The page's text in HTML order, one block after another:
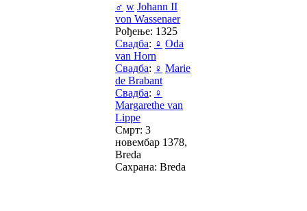
♂ w Johann II
von Wassenaer
Рођење: 1325
Свадба: ♀ Oda
van Horn
Свадба: ♀ Marie
de Brabant
Свадба: ♀
Margarethe van
Lippe
Смрт: 3
новембар 1378,
Breda
Сахрана: Breda